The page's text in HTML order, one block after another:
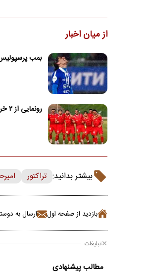
از میان اخبار
بمب پرسپولیس
رونمایی از ۲ خرید جدید پرسپولیس؛ همین امروز!
بیشتر بدانید: تراکتور
بازدید از صفحه اول ارسال به
تبلیغات
مطالب پیشنهادی